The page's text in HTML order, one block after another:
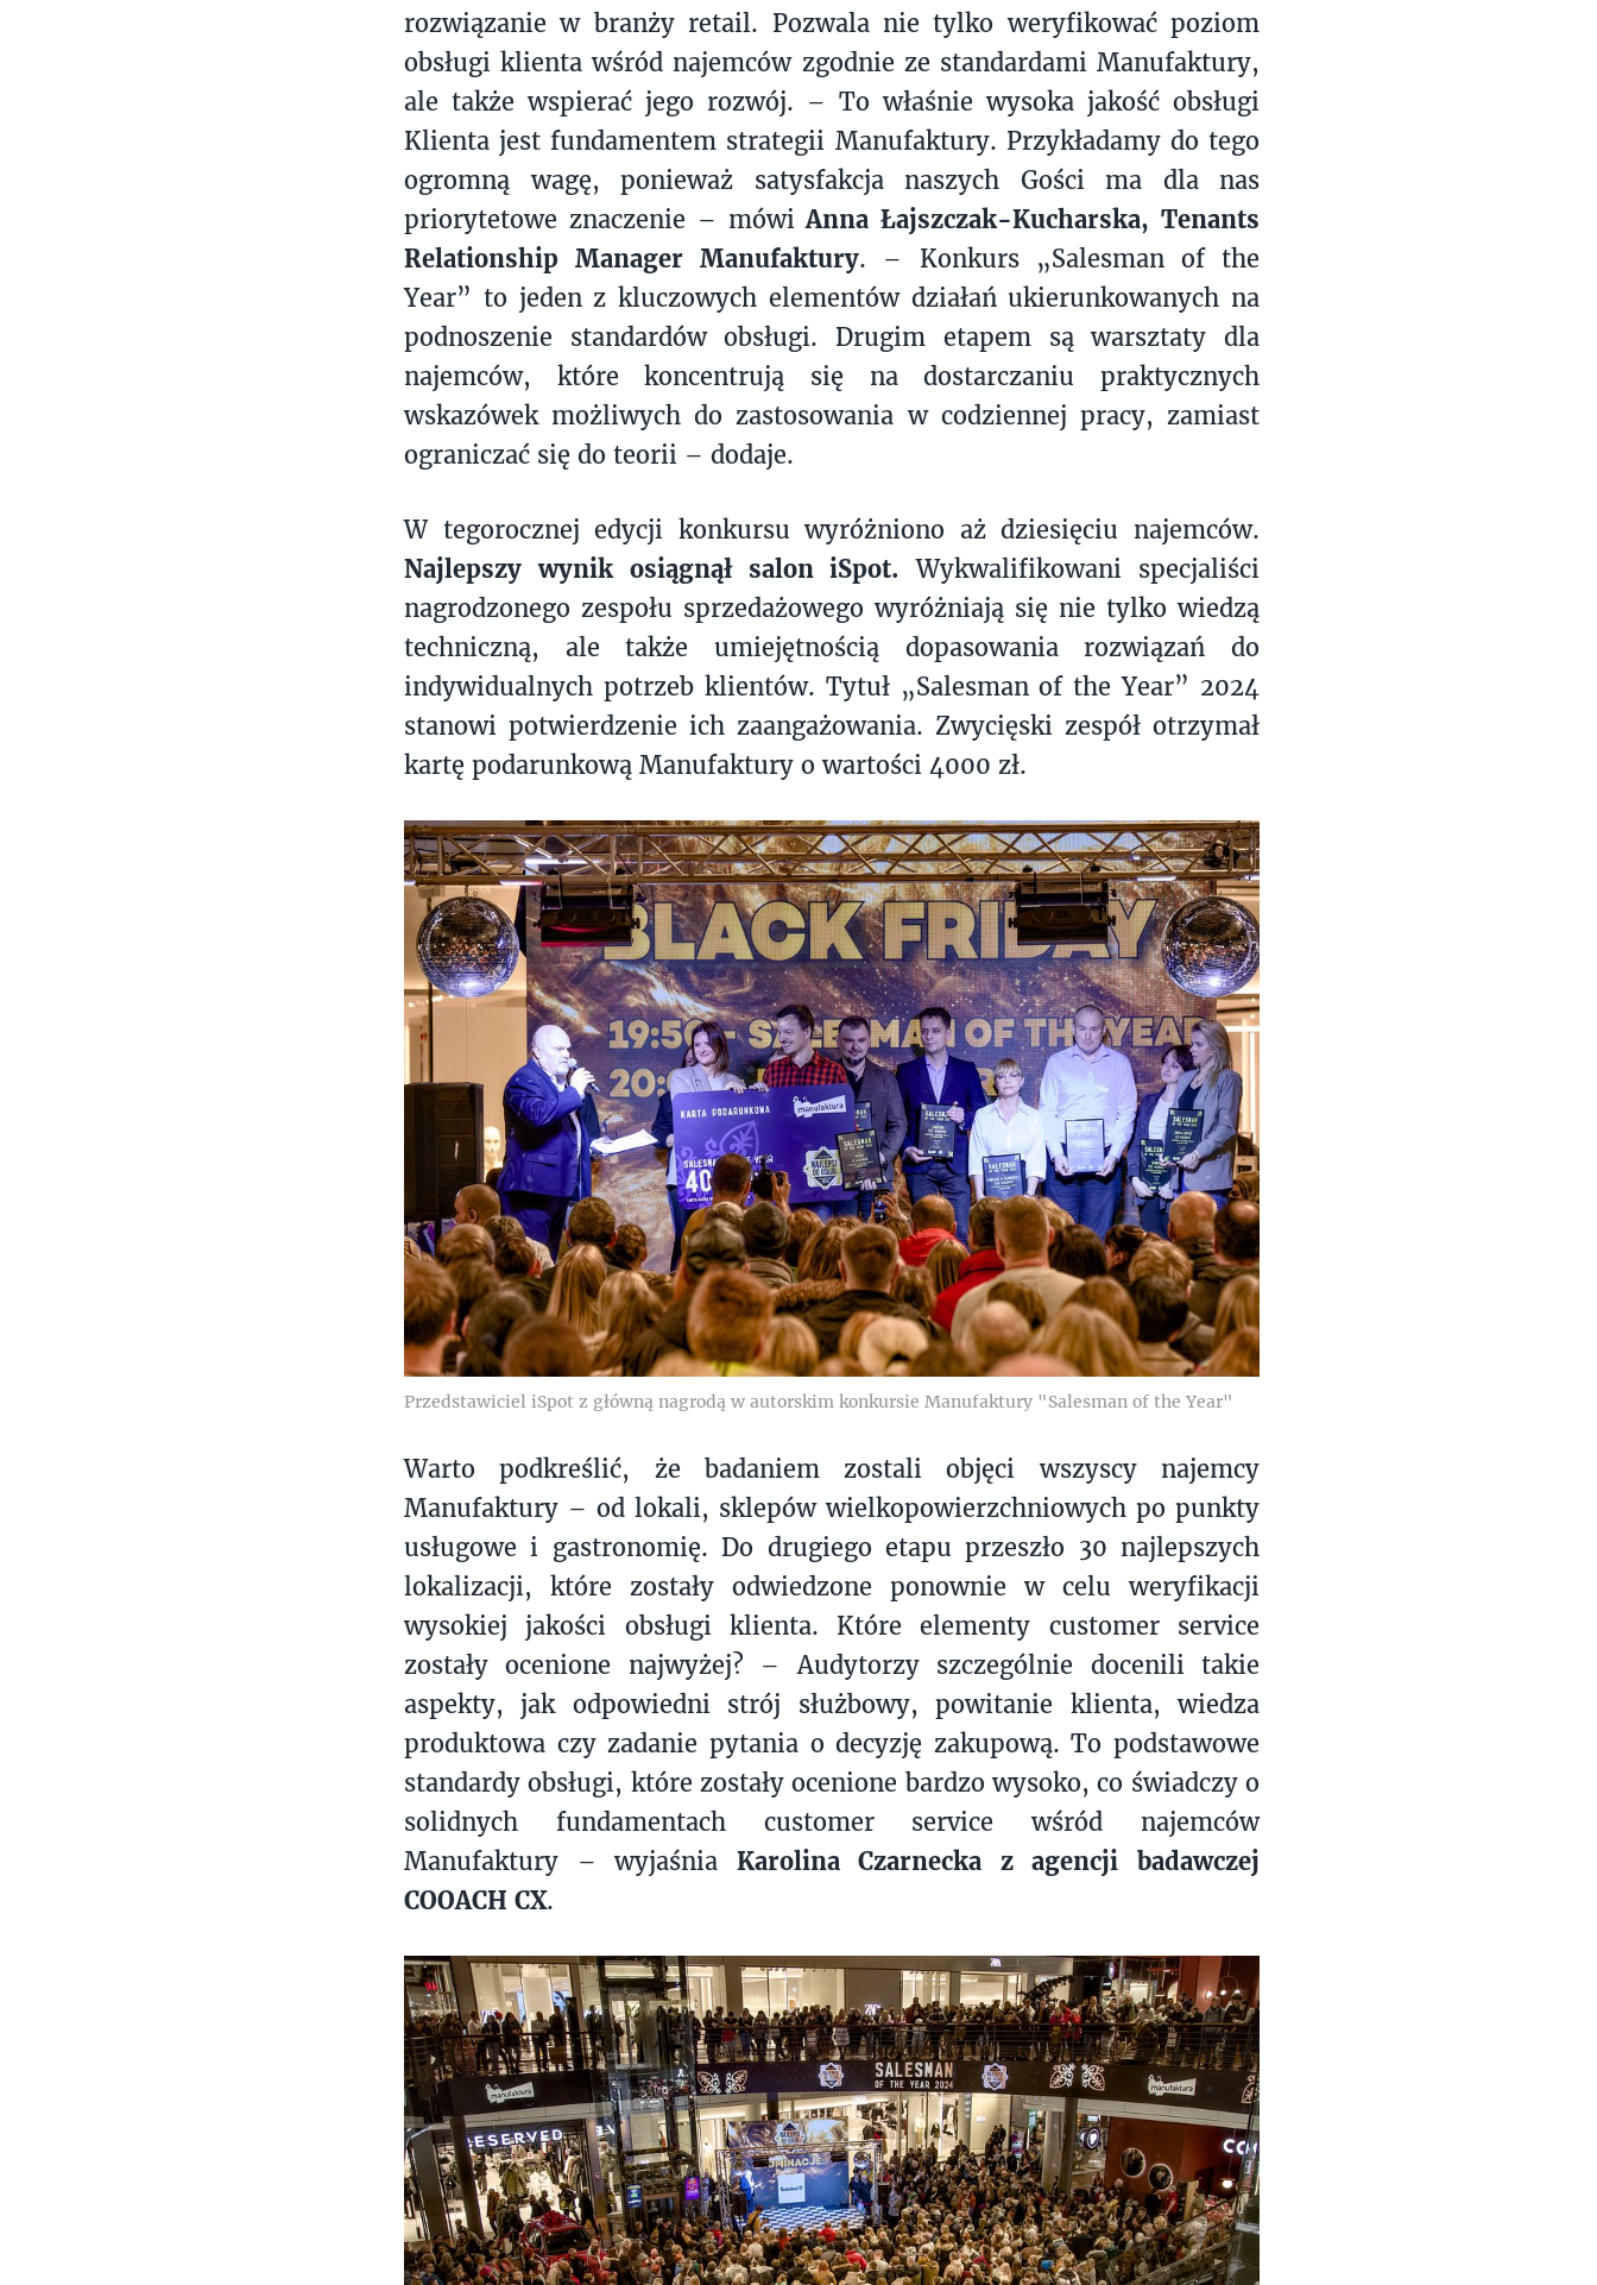
rozwiązanie w branży retail. Pozwala nie tylko weryfikować poziom
obsługi klienta wśród najemców zgodnie ze standardami Manufaktury,
ale także wspierać jego rozwój. – To właśnie wysoka jakość obsługi
Klienta jest fundamentem strategii Manufaktury. Przykładamy do tego
ogromną wagę, ponieważ satysfakcja naszych Gości ma dla nas
priorytetowe znaczenie – mówiAnna Łajszczak-Kucharska, Tenants
Relationship Manager Manufaktury. – Konkurs „Salesman of the
Year” to jeden z kluczowych elementów działań ukierunkowanych na
podnoszenie standardów obsługi. Drugim etapem są warsztaty dla
najemców, które koncentrują się na dostarczaniu praktycznych
wskazówek możliwych do zastosowania w codziennej pracy, zamiast
ograniczać się do teorii – dodaje.
W tegorocznej edycji konkursu wyróżniono aż dziesięciu najemców.
Najlepszy wynik osiągnął salon iSpot.Wykwalifikowani specjaliści
nagrodzonego zespołu sprzedażowego wyróżniają się nie tylko wiedzą
techniczną, ale także umiejętnością dopasowania rozwiązań do
indywidualnych potrzeb klientów. Tytuł „Salesman of the Year” 2024
stanowi potwierdzenie ich zaangażowania. Zwycięski zespół otrzymał
kartę podarunkową Manufaktury o wartości 4000 zł.
Przedstawiciel iSpot z główną nagrodą w autorskim konkursie Manufaktury "Salesman of the Year"
Warto podkreślić, że badaniem zostali objęci wszyscy najemcy
Manufaktury – od lokali, sklepów wielkopowierzchniowych po punkty
usługowe i gastronomię. Do drugiego etapu przeszło 30 najlepszych
lokalizacji, które zostały odwiedzone ponownie w celu weryfikacji
wysokiej jakości obsługi klienta. Które elementy customer service
zostały ocenione najwyżej? – Audytorzy szczególnie docenili takie
aspekty, jak odpowiedni strój służbowy, powitanie klienta, wiedza
produktowa czy zadanie pytania o decyzję zakupową. To podstawowe
standardy obsługi, które zostały ocenione bardzo wysoko, co świadczy o
solidnych fundamentach customer service wśród najemców
Manufaktury – wyjaśnia Karolina Czarnecka z agencji badawczej
COOACH CX.